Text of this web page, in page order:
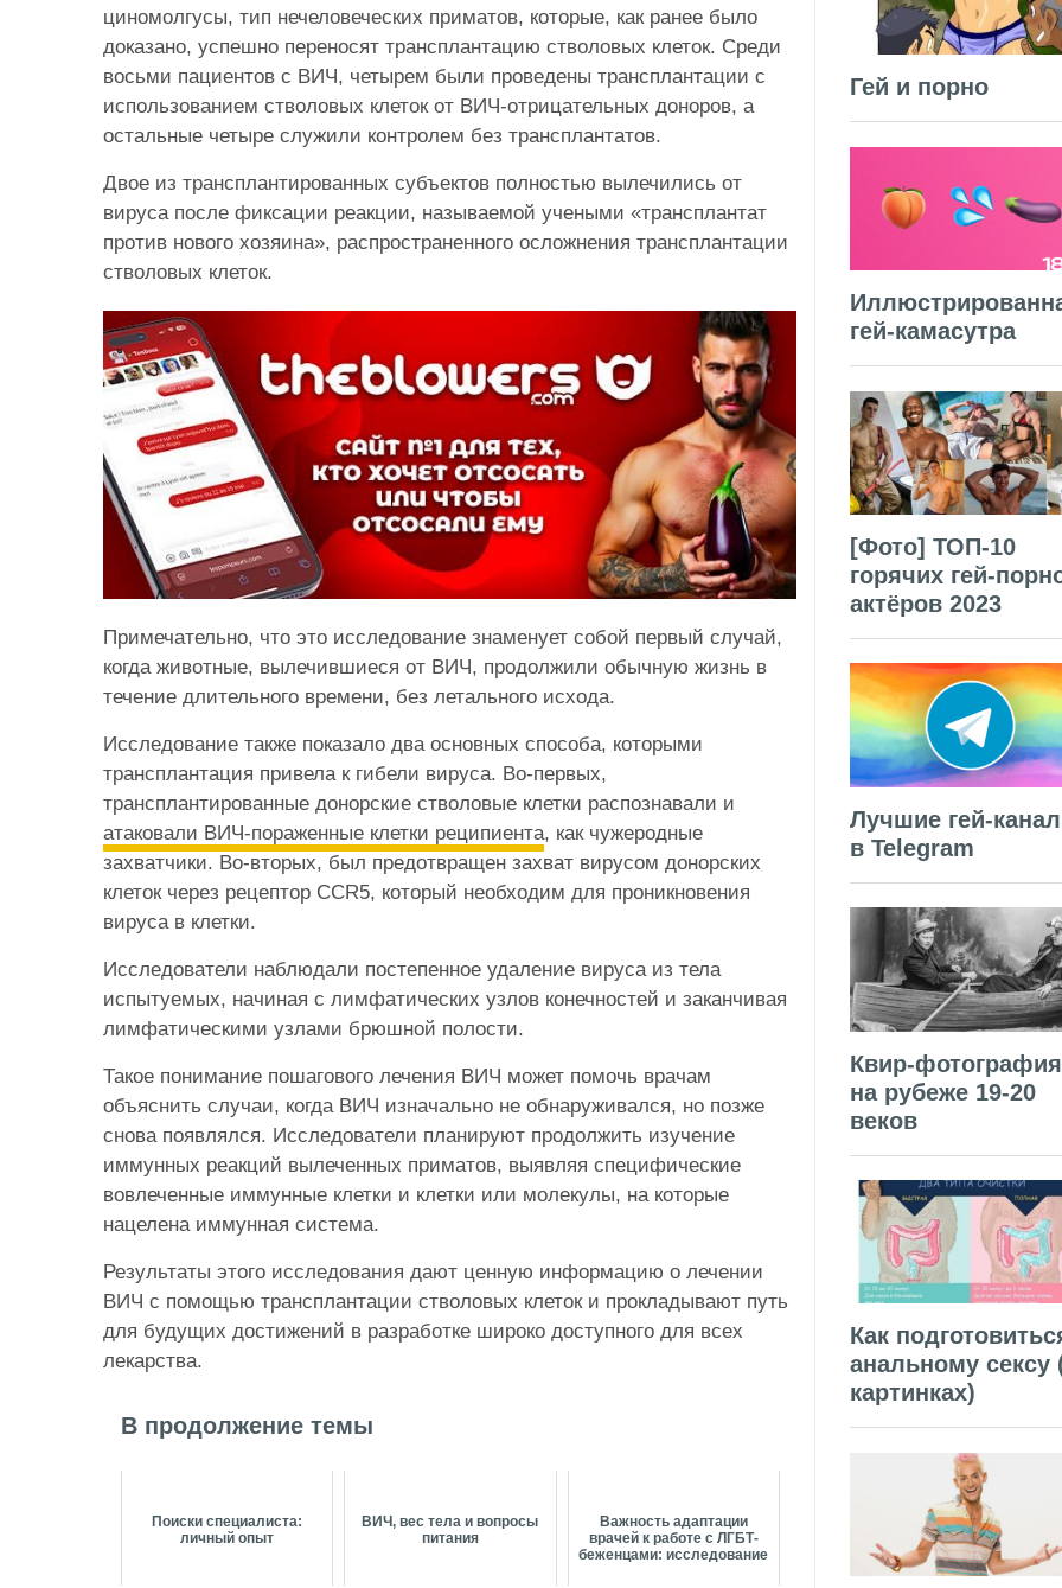
циномолгусы, тип нечеловеческих приматов, которые, как ранее было
доказано, успешно переносят трансплантацию стволовых клеток. Среди
восьми пациентов с ВИЧ, четырем были проведены трансплантации с
использованием стволовых клеток от ВИЧ-отрицательных доноров, а
остальные четыре служили контролем без трансплантатов.
Двое из трансплантированных субъектов полностью вылечились от
вируса после фиксации реакции, называемой учеными «трансплантат
против нового хозяина», распространенного осложнения трансплантации
стволовых клеток.
Примечательно, что это исследование знаменует собой первый случай,
когда животные, вылечившиеся от ВИЧ, продолжили обычную жизнь в
течение длительного времени, без летального исхода.
Исследование также показало два основных способа, которыми
трансплантация привела к гибели вируса. Во-первых,
трансплантированные донорские стволовые клетки распознавали и
атаковали ВИЧ-пораженные клетки реципиента, как чужеродные
захватчики. Во-вторых, был предотвращен захват вирусом донорских
клеток через рецептор CCR5, который необходим для проникновения
вируса в клетки.
Исследователи наблюдали постепенное удаление вируса из тела
испытуемых, начиная с лимфатических узлов конечностей и заканчивая
лимфатическими узлами брюшной полости.
Такое понимание пошагового лечения ВИЧ может помочь врачам
объяснить случаи, когда ВИЧ изначально не обнаруживался, но позже
снова появлялся. Исследователи планируют продолжить изучение
иммунных реакций вылеченных приматов, выявляя специфические
вовлеченные иммунные клетки и клетки или молекулы, на которые
нацелена иммунная система.
Результаты этого исследования дают ценную информацию о лечении
ВИЧ с помощью трансплантации стволовых клеток и прокладывают путь
для будущих достижений в разработке широко доступного для всех
лекарства.
В продолжение темы
Поиски специалиста:
личный опыт
ВИЧ, вес тела и вопросы
питания
Важность адаптации
врачей к работе с ЛГБТ-
беженцами: исследование
Гей и порно
гей-камасутра
[Фото] ТОП-10
горячих гей-
актёров 2023
Лучшие гей-
в Telegram
Квир-фотография
на рубеже 19-20
веков
Как
анальному сексу
картинках)